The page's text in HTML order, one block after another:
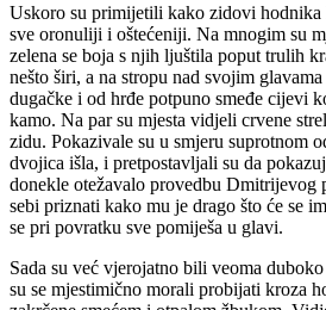
Uskoro su primijetili kako zidovi hodnika
sve oronuliji i oštećeniji. Na mnogim su
zelena se boja s njih ljuštila poput trulih
nešto širi, a na stropu nad svojim
dugačke i od hrđe potpuno smeđe cijevi
kamo. Na par su mjesta vidjeli crvene
zidu. Pokazivale su u smjeru suprotnom
dvojica išla, i pretpostavljali su da
donekle otežavalo provedbu Dmitrijevog
sebi priznati kako mu je drago što će se
se pri povratku sve pomiješa u glavi.
Sada su već vjerojatno bili veoma
su se mjestimično morali probijati kroza